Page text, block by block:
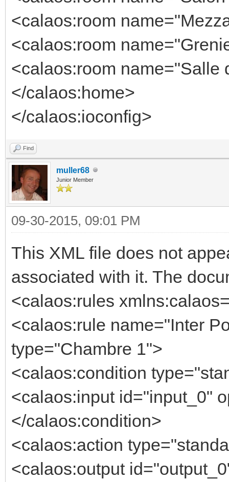
<calaos:room
<calaos:room
<calaos:room name="Salle
</calaos:home>
</calaos:ioconfig>
Find
muller68
Junior Member
09-30-2015, 09:01 PM
This XML file does not
associated with it. The
<calaos:rules
<calaos:rule name="Inter
type="Chambre 1">
<calaos:condition
<calaos:input id="input_0"
</calaos:condition>
<calaos:action
<calaos:output